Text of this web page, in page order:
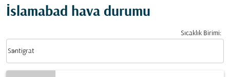
İslamabad hava durumu
Sıcaklık Birimi:
Santigrat
keyboard_arrow_down